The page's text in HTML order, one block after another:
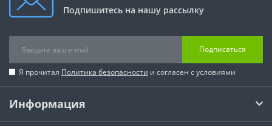
Подпишитесь на нашу рассылку
Подписаться
Я прочитал Политика безопасности и согласен с условиями
Информация